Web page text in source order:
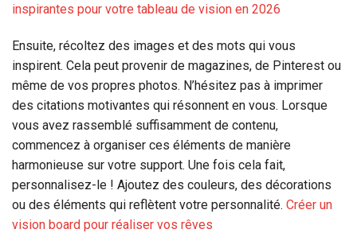
inspirantes pour votre tableau de vision en 2026
Ensuite, récoltez des images et des mots qui vous
inspirent. Cela peut provenir de magazines, de Pinterest ou
même de vos propres photos. N’hésitez pas à imprimer
des citations motivantes qui résonnent en vous. Lorsque
vous avez rassemblé suffisamment de contenu,
commencez à organiser ces éléments de manière
harmonieuse sur votre support. Une fois cela fait,
personnalisez-le ! Ajoutez des couleurs, des décorations
ou des éléments qui reflètent votre personnalité. Créer un
vision board pour réaliser vos rêves